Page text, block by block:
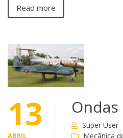
Read more
13
ABRIL
Super User
Mecânica